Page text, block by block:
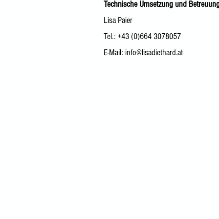
Technische Umsetzung und
Lisa Paier
Tel.: +43 (0)664 3078057
E-Mail: info@lisadiethard.at